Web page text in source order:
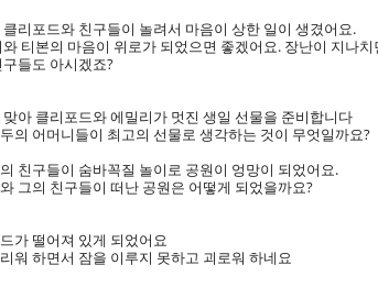
리포드와 친구들이 놀려서 마음이 상한 일이 생겼어요.
티본의 마음이 위로가 되었으면 좋겠어요. 장난이 지나치
들도 아시겠죠?
아 클리포드와 에밀리가 멋진 생일 선물을 준비합니다
의 어머니들이 최고의 선물로 생각하는 것이 무엇일까요?
친구들이 숨바꼭질 놀이로 공원이 엉망이 되었어요.
그의 친구들이 떠난 공원은 어떻게 되었을까요?
가 떨어져 있게 되었어요
워 하면서 잠을 이루지 못하고 괴로워 하네요